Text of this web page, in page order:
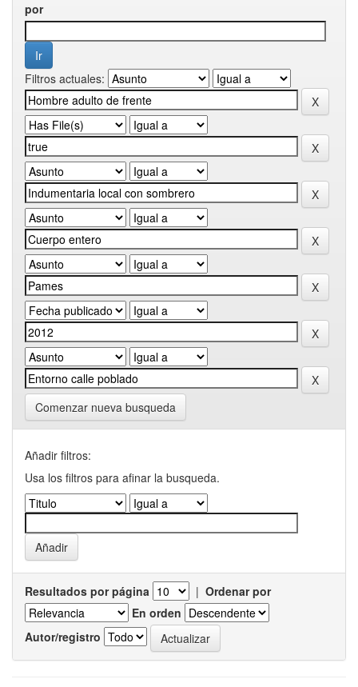
por
Filtros actuales:
Comenzar nueva busqueda
Añadir filtros:
Usa los filtros para afinar la busqueda.
Resultados por página | Ordenar por
En orden
Autor/registro